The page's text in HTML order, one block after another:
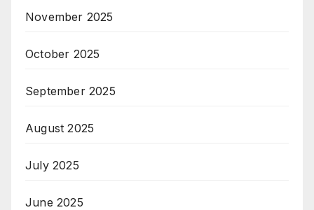
November 2025
October 2025
September 2025
August 2025
July 2025
June 2025